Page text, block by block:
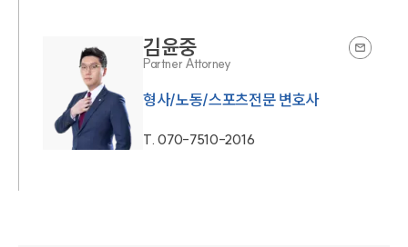
김윤중
Partner Attorney
형사/노동/스포츠전문 변호사
T.070-7510-2016